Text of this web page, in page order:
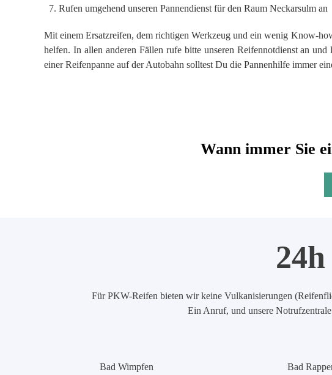
Rufen umgehend unseren Pannendienst für den Raum Neckarsulm an
Mit einem Ersatzreifen, dem richtigen Werkzeug und ein wenig Know-
helfen. In allen anderen Fällen rufe bitte unseren Reifennotdienst an
einer Reifenpanne auf der Autobahn solltest Du die Pannenhilfe immer
Wann immer Sie
Für PKW-Reifen bieten wir keine Vulkanisierungen
Ein Anruf, und unsere
Bad Wimpfen
Bad